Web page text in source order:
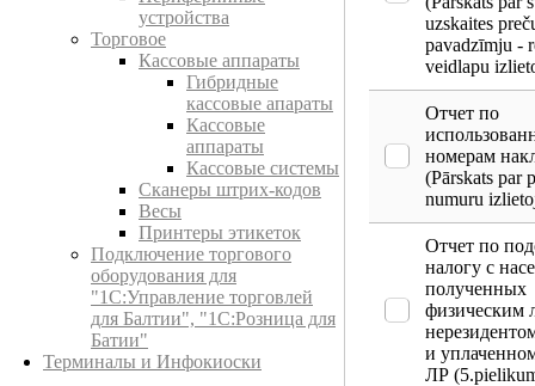
устройства
Торговое
Кассовые аппараты
Гибридные
кассовые апараты
Кассовые
аппараты
Кассовые системы
Сканеры штрих-кодов
Весы
Принтеры этикеток
Подключение торгового
оборудования для
"1С:Управление торговлей
для Балтии", "1С:Розница для
Батии"
Терминалы и Инфокиоски
uzskaites
pavadzīmju -
veidlapu
Отчет по
номерам
(Pārskats par
numuru
Отчет по
налогу с
полученных
физическим
и
ЛР